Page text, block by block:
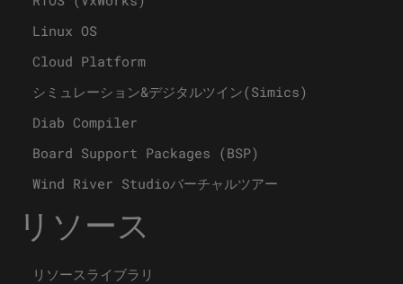
Linux OS
Cloud Platform
シミュレーション&デジタルツイン(Simics)
Diab Compiler
Board Support Packages (BSP)
Wind River Studioバーチャルツアー
リソース
リソースライブラリ